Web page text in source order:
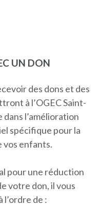
UN DON
des dons et des
à l’OGEC Saint-
l’amélioration
spécifique pour la
vos enfants.
pour une réduction
votre don, il vous
l’ordre de :